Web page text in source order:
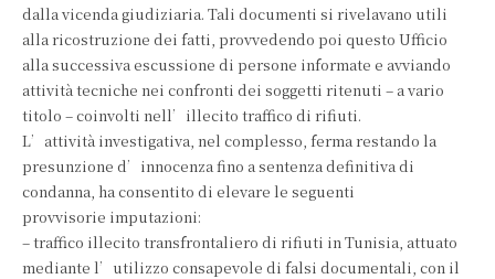
dalla vicenda giudiziaria. Tali documenti si rivelavano utili
alla ricostruzione dei fatti, provvedendo poi questo Ufficio
alla successiva escussione di persone informate e avviando
attività tecniche nei confronti dei soggetti ritenuti – a vario
titolo – coinvolti nell’illecito traffico di rifiuti.
L’attività investigativa, nel complesso, ferma restando la
presunzione d’innocenza fino a sentenza definitiva di
condanna, ha consentito di elevare le seguenti
provvisorie imputazioni:
– traffico illecito transfrontaliero di rifiuti in Tunisia, attuato
mediante l’utilizzo consapevole di falsi documentali, con il